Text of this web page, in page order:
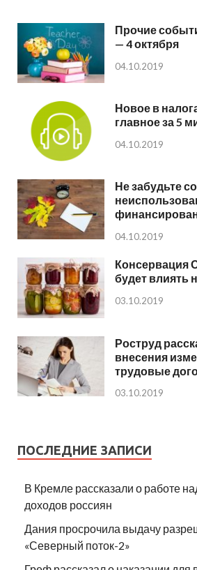
Прочие
— 4 октября
04.10.2019
Новое в
главное за 5
04.10.2019
Не забудьте
04.10.2019
Консервация
будет влиять
03.10.2019
Роструд
внесения
трудовые
03.10.2019
ПОСЛЕДНИЕ ЗАПИСИ
В Кремле рассказали о работе
доходов россиян
Дания просрочила выдачу
«Северный поток-2»